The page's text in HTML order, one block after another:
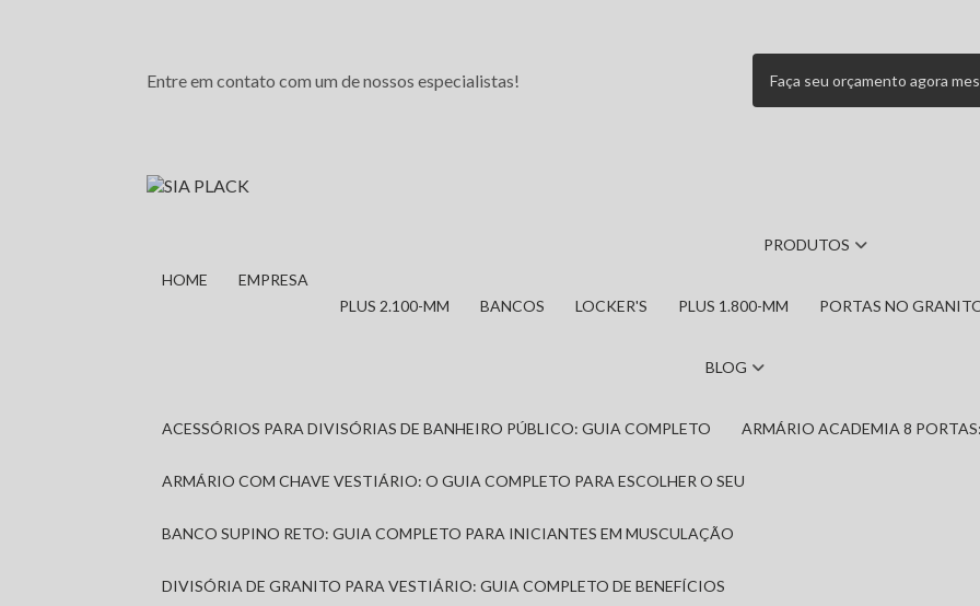
Entre em contato com um de nossos especialistas! Faça seu orçamento agora
HOME EMPRESA
PRODUTOS
PLUS 2.100-MM BANCOS LOCKER'S PLUS 1.800-MM PORTAS NO
BLOG
ACESSÓRIOS PARA DIVISÓRIAS DE BANHEIRO PÚBLICO: GUIA COMPLETO ARMÁRIO ACADEMIA 8
ARMÁRIO COM CHAVE VESTIÁRIO: O GUIA COMPLETO PARA ESCOLHER O SEU
BANCO SUPINO RETO: GUIA COMPLETO PARA INICIANTES EM MUSCULAÇÃO
DIVISÓRIA DE GRANITO PARA VESTIÁRIO: GUIA COMPLETO DE BENEFÍCIOS